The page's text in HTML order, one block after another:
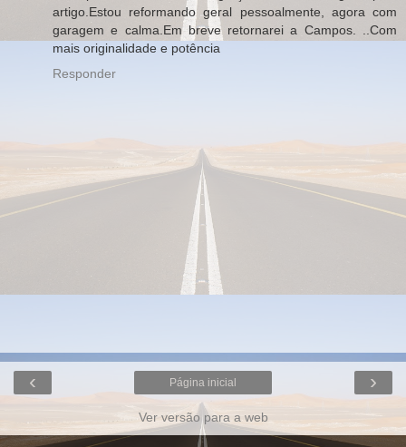
artigo.Estou reformando geral pessoalmente, agora com
garagem e calma.Em breve retornarei a Campos. ..Com
mais originalidade e potência
Responder
‹ ›
Página inicial
Ver versão para a web